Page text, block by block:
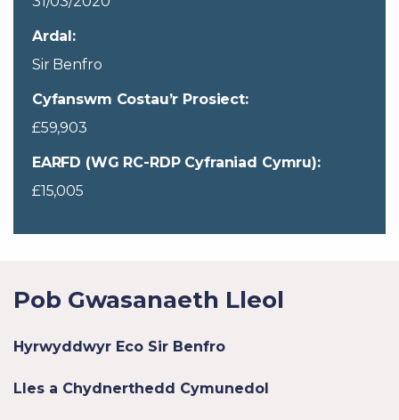
Ardal:
Sir Benfro
Cyfanswm Costau’r Prosiect:
£59,903
EARFD (WG RC-RDP Cyfraniad Cymru):
£15,005
Pob Gwasanaeth Lleol
Hyrwyddwyr Eco Sir Benfro
Lles a Chydnerthedd Cymunedol